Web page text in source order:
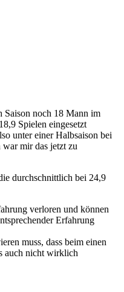
Saison noch 18 Mann im
Spielen eingesetzt
unter einer Halbsaison bei
mir das jetzt zu
durchschnittlich bei 24,9
verloren und können
Erfahrung
muss, dass beim einen
auch nicht wirklich